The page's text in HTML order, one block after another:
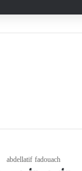
abdellatif fadouach